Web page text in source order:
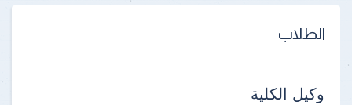
الطلاب
وكيل الكلية